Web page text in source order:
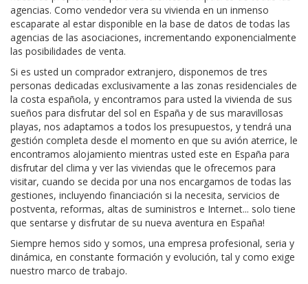
agencias. Como vendedor vera su vivienda en un inmenso
escaparate al estar disponible en la base de datos de todas las
agencias de las asociaciones, incrementando exponencialmente
las posibilidades de venta.
Si es usted un comprador extranjero, disponemos de tres
personas dedicadas exclusivamente a las zonas residenciales de
la costa española, y encontramos para usted la vivienda de sus
sueños para disfrutar del sol en España y de sus maravillosas
playas, nos adaptamos a todos los presupuestos, y tendrá una
gestión completa desde el momento en que su avión aterrice, le
encontramos alojamiento mientras usted este en España para
disfrutar del clima y ver las viviendas que le ofrecemos para
visitar, cuando se decida por una nos encargamos de todas las
gestiones, incluyendo financiación si la necesita, servicios de
postventa, reformas, altas de suministros e Internet... solo tiene
que sentarse y disfrutar de su nueva aventura en España!
Siempre hemos sido y somos, una empresa profesional, seria y
dinámica, en constante formación y evolución, tal y como exige
nuestro marco de trabajo.